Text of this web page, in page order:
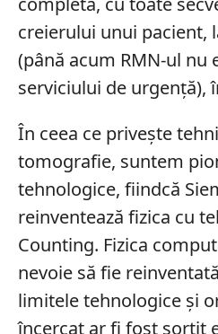
creierului unui pacient,
(până acum RMN-ul nu
serviciului de urgență),
În ceea ce privește
tomografie, suntem
tehnologice, fiindcă
reinventează fizica cu
Counting. Fizica
nevoie să fie
limitele tehnologice și
încercat ar fi fost sortit